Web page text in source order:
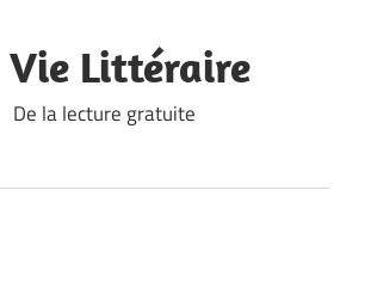
Vie Littéraire
De la lecture gratuite